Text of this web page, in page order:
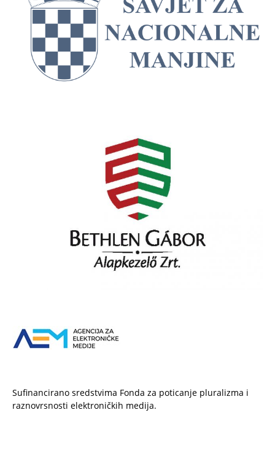
Sufinancirano sredstvima Fonda za poticanje pluralizma i
raznovrsnosti elektroničkih medija.